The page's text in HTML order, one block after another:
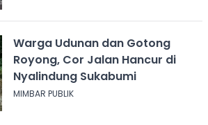
Warga Udunan dan Gotong
Royong, Cor Jalan Hancur di
Nyalindung Sukabumi
MIMBAR PUBLIK